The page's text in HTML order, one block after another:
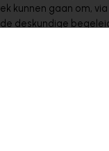
kunnen gaan om,
deskundige